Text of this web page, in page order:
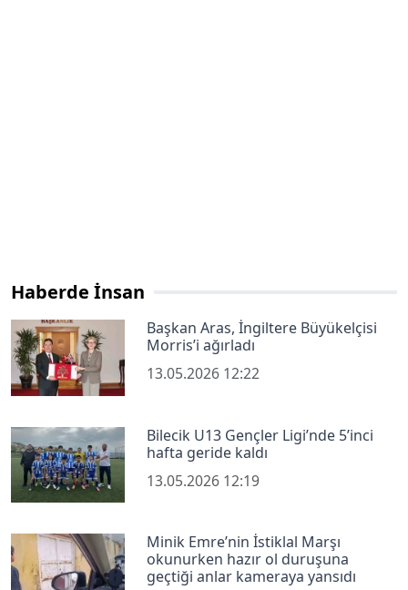
Haberde İnsan
Başkan Aras, İngiltere Büyükelçisi
Morris’i ağırladı
13.05.2026 12:22
Bilecik U13 Gençler Ligi’nde 5’inci
hafta geride kaldı
13.05.2026 12:19
Minik Emre’nin İstiklal Marşı
okunurken hazır ol duruşuna
geçtiği anlar kameraya yansıdı